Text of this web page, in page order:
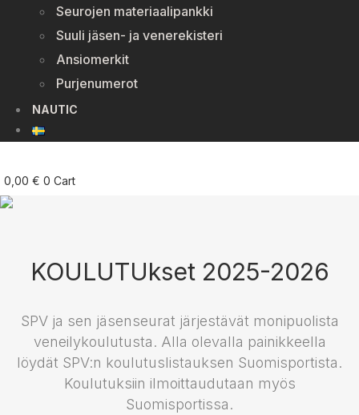
Seurojen materiaalipankki
Suuli jäsen- ja venerekisteri
Ansiomerkit
Purjenumerot
NAUTIC
0,00 € 0 Cart
KOULUTUkset 2025-2026
SPV ja sen jäsenseurat järjestävät monipuolista
veneilykoulutusta. Alla olevalla painikkeella
löydät SPV:n koulutuslistauksen Suomisportista.
Koulutuksiin ilmoittaudutaan myös
Suomisportissa.